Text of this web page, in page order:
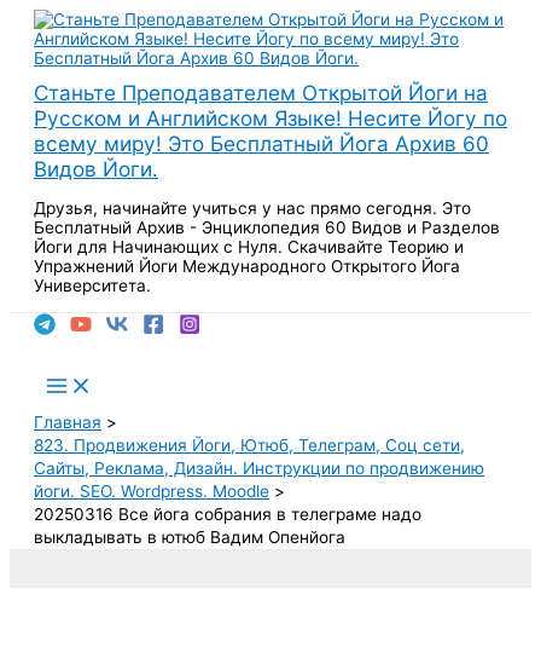
Перейти
содержимому
Станьте Преподавателем Открытой Йоги на
Русском и Английском Языке! Несите Йогу по
всему миру! Это Бесплатный Йога Архив 60
Видов Йоги.
Друзья, начинайте учиться у нас прямо сегодня. Это
Бесплатный Архив - Энциклопедия 60 Видов и Разделов
Йоги для Начинающих с Нуля. Скачивайте Теорию и
Упражнений Йоги Международного Открытого Йога
Университета.
Main
Menu
Главная
823. Продвижения Йоги, Ютюб, Телеграм, Соц сети,
Сайты, Реклама, Дизайн. Инструкции по продвижению
йоги. SEO. Wordpress. Moodle
20250316 Все йога собрания в телеграме надо
выкладывать в ютюб Вадим Опенйога